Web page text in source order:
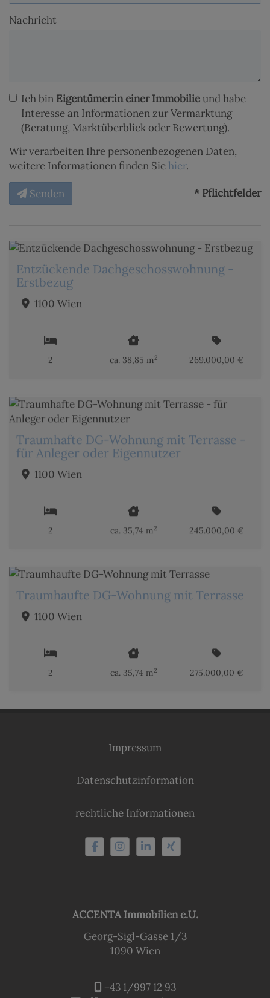
Nachricht
Ich bin Eigentümer:in einer Immobilie und habe
Interesse an Informationen zur Vermarktung
(Beratung, Marktüberblick oder Bewertung).
Wir verarbeiten Ihre personenbezogenen Daten,
weitere Informationen finden Sie hier.
Senden * Pflichtfelder
Entzückende Dachgeschosswohnung -
Erstbezug
1100 Wien
2 ca. 38,85 m 2 269.000,00 €
Traumhafte DG-Wohnung mit Terrasse -
für Anleger oder Eigennutzer
1100 Wien
2 ca. 35,74 m 2 245.000,00 €
Traumhaufte DG-Wohnung mit Terrasse
1100 Wien
2 ca. 35,74 m2 275.000,00 €
Impressum
Datenschutzinformation
rechtliche Informationen
ACCENTA Immobilien e.U.
Georg-Sigl-Gasse 1/3
1090 Wien
+43 1/997 12 93